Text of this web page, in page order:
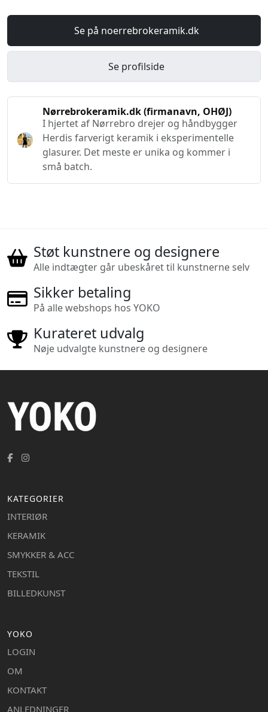
Se på noerrebrokeramik.dk
Se profilside
Nørrebrokeramik.dk (firmanavn, OHØJ)
I hjertet af Nørrebro drejer og håndbygger
Herdis farverigt keramik i eksperimentelle
glasurer. Det meste er unika og kommer i
små batch.
Støt kunstnere og designere
Alle indtægter går ubeskåret til kunstnerne selv
Sikker betaling
På alle webshops hos YOKO
Kurateret udvalg
Nøje udvalgte kunstnere og designere
KATEGORIER
INTERIØR
KERAMIK
SMYKKER & ACC
TEKSTIL
BILLEDKUNST
YOKO
LOGIN
OM
KONTAKT
ANLEDNINGER